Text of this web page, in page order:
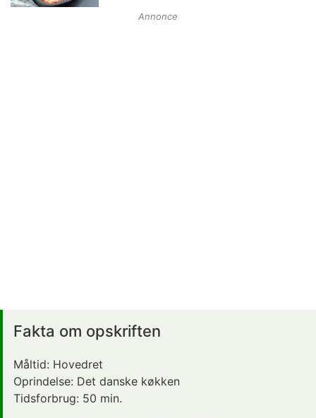
Annonce
Fakta om opskriften
Måltid: Hovedret
Oprindelse: Det danske køkken
Tidsforbrug: 50 min.